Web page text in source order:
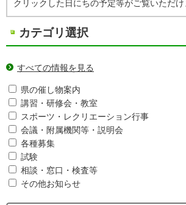
クリックした日にちの予定等がご覧いただけ
カテゴリ選択
すべての情報を見る
県の催し物案内
講習・研修会・教室
スポーツ・レクリエーション行事
会議・附属機関等・説明会
各種募集
試験
相談・窓口・検査等
その他お知らせ